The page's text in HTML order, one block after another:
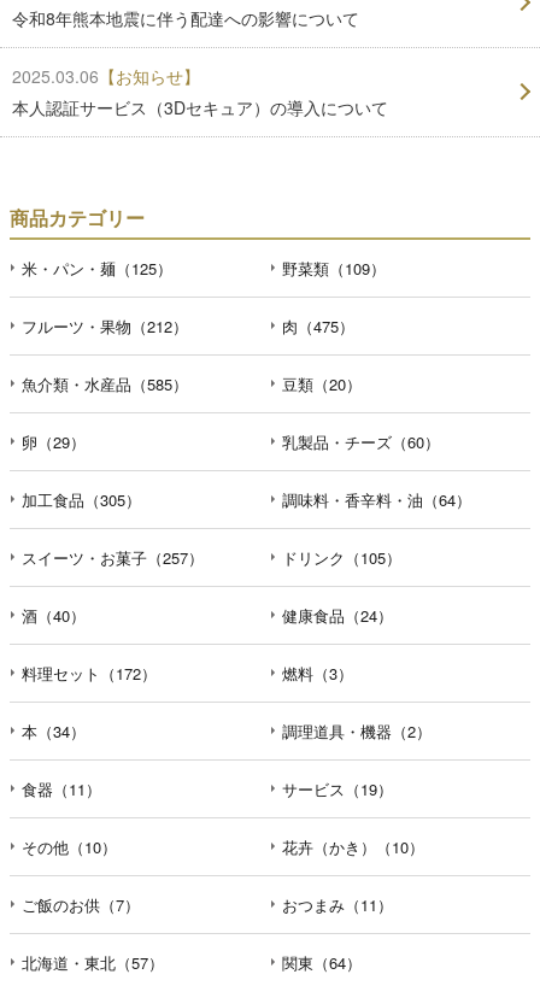
令和8年熊本地震に伴う配達への影響について
2025.03.06 【お知らせ】
本人認証サービス（3Dセキュア）の導入について
商品カテゴリー
米・パン・麺（125） 野菜類（109）
フルーツ・果物（212） 肉（475）
魚介類・水産品（585） 豆類（20）
卵（29） 乳製品・チーズ（60）
加工食品（305） 調味料・香辛料・油（64）
スイーツ・お菓子（257） ドリンク（105）
酒（40） 健康食品（24）
料理セット（172） 燃料（3）
本（34） 調理道具・機器（2）
食器（11） サービス（19）
その他（10） 花卉（かき）（10）
ご飯のお供（7） おつまみ（11）
北海道・東北（57） 関東（64）